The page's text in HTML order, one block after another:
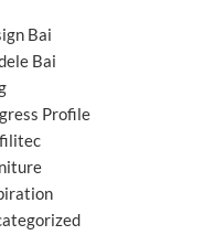
Bai
Bai
Profile